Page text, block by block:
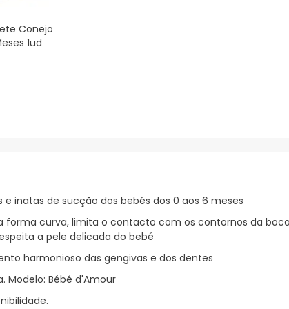
Conejo
1ud
inatas de sucção dos bebés dos 0 aos 6 meses
curva, limita o contacto com os contornos da
a pele delicada do bebé
harmonioso das gengivas e dos dentes
Bébé d'Amour